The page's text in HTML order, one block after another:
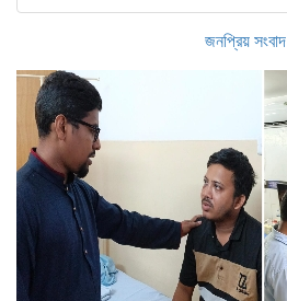
জনপ্রিয় সংবাদ